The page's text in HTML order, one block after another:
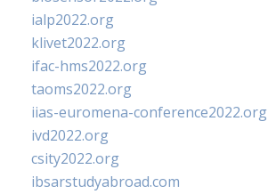
ialp2022.org
klivet2022.org
ifac-hms2022.org
taoms2022.org
iias-euromena-conference2022.org
ivd2022.org
csity2022.org
ibsarstudyabroad.com